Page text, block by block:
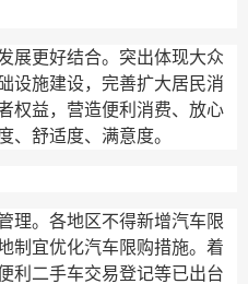
更好结合。 突出体现大众
设施建设，完善扩大居民消
权益，营造便利消费、放心
、舒适度、满意度。
理。 各地区不得新增汽车限
制宜优化汽车限购措施。着
利二手车交易登记等已出台